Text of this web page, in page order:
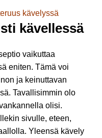
kävellessä
vaikuttaa
eniten. Tämä voi
ja keinuttavan
Tavallisimmin olo
olisi.
sivulle, eteen,
Yleensä kävely